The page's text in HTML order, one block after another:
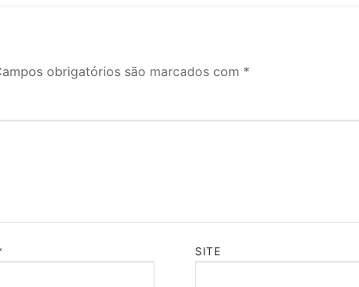
obrigatórios são marcados com *
SITE